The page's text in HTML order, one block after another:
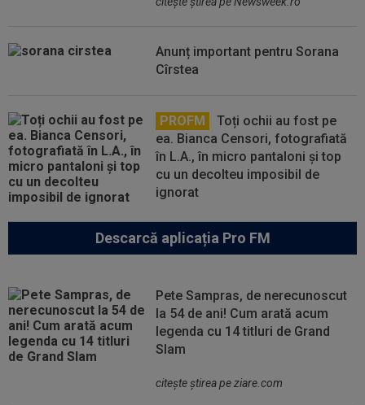
Anunț important pentru Sorana
Cîrstea
PROFM
Toți ochii au fost pe
ea. Bianca Censori, fotografiată
în L.A., în micro pantaloni și top
cu un decolteu imposibil de
ignorat
Descarcă aplicația Pro FM
Pete Sampras, de nerecunoscut
la 54 de ani! Cum arată acum
legenda cu 14 titluri de Grand
Slam
citeşte ştirea pe ziare.com